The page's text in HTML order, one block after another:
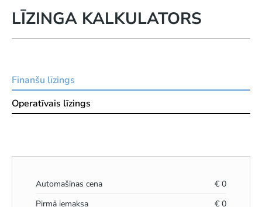
LĪZINGA KALKULATORS
Finanšu līzings
Operatīvais līzings
Automašīnas cena € 0
Pirmā iemaksa
€ 0